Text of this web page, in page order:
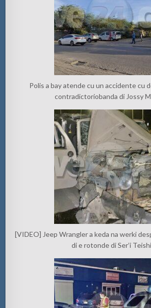
Polis a bay atende cu un accidente cu
contradictoriobanda di Jossy
[VIDEO] Jeep Wrangler a keda na werki
di e rotonde di Ser’i Teishi